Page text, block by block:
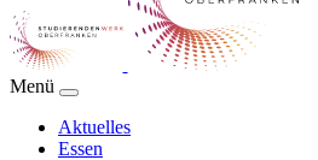
Menü
Aktuelles
Essen